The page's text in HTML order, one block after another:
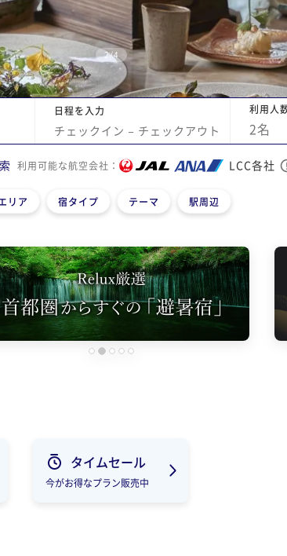
2/4
日程を入力
チェックイン − チェックアウト
利用人
2名
リア 宿タイプ テーマ 駅周辺
利用可能な航空会社： LCC各社
1 2 3 4 5
タイムセール
今がお得なプラン販売中